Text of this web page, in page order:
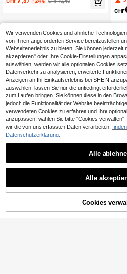
hirt, Loose Fit, geeignet für Herbst/
Mädchen Katzen Kleidung Herbst
rt,
CHF
ZUM
Wir verwenden Cookies und ähnliche
von Ihnen angeforderten Service bereitzustellen
Webseitenerlebnis zu bieten. Sie können jederzeit
akzeptieren" oder Ihre Cookie-Einstellungen
auswählen, werden wir alle optionalen Cookies
Datenverkehr zu analysieren, erweiterte
Anzeigen an Ihr Einkaufserlebnis bei SHEIN
auswählen, lassen Sie nur die unbedingt
zum Laufen bringen. Sie können diese in den
jedoch die Funktionalität der Website
verwendeten Cookies zu erfahren und Ihre
anzupassen, wählen Sie bitte "Cookies
wir die von uns erfassten Daten verarbeiten,
Datenschutzerklärung.
Alle
Alle
Cookies